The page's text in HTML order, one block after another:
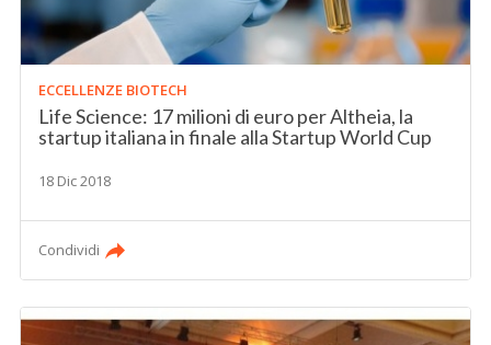
ECCELLENZE BIOTECH
Life Science: 17 milioni di euro per Altheia, la
startup italiana in finale alla Startup World Cup
18 Dic 2018
Condividi